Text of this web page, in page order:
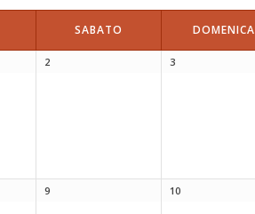
SABATO DOMENICA
2 3
9 10